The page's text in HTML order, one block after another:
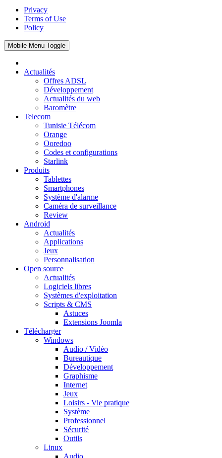
Privacy
Terms of Use
Policy
Mobile Menu Toggle
Actualités
Offres ADSL
Développement
Actualités du web
Baromètre
Telecom
Tunisie Télécom
Orange
Ooredoo
Codes et configurations
Starlink
Produits
Tablettes
Smartphones
Système d'alarme
Caméra de surveillance
Review
Android
Actualités
Applications
Jeux
Personnalisation
Open source
Actualités
Logiciels libres
Systèmes d'exploitation
Scripts & CMS
Astuces
Extensions Joomla
Télécharger
Windows
Audio / Vidéo
Bureautique
Développement
Graphisme
Internet
Jeux
Loisirs - Vie pratique
Système
Professionnel
Sécurité
Outils
Linux
Audio